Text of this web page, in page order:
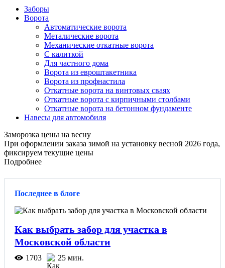
Заборы
Ворота
Автоматические ворота
Металические ворота
Механические откатные ворота
С калиткой
Для частного дома
Ворота из евроштакетника
Ворота из профнастила
Откатные ворота на винтовых сваях
Откатные ворота с кирпичными столбами
Откатные ворота на бетонном фундаменте
Навесы для автомобиля
Заморозка цены на весну
При оформлении заказа зимой на установку весной 2026 года,
фиксируем текущие цены
Подробнее
Последнее в блоге
Как выбрать забор для участка в
Московской области
1703 25 мин.